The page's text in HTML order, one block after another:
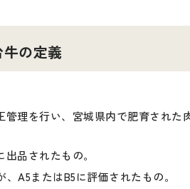
の定義
理を行い、宮城県内で肥育された
品されたもの。
A5またはB5に評価されたもの。